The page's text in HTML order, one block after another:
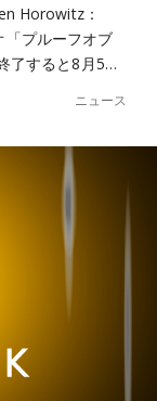
Horowitz：
プルーフオブ
了すると8月5…
ニュース